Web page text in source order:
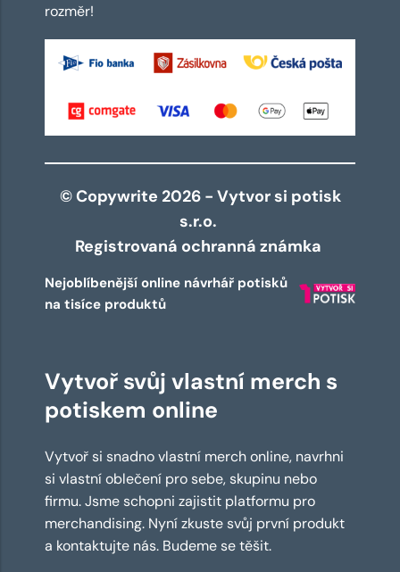
rozměr!
© Copywrite 2026 - Vytvor si potisk
s.r.o.
Registrovaná ochranná známka
Nejoblíbenější online návrhář potisků
na tisíce produktů
Vytvoř svůj vlastní merch s
potiskem online
Vytvoř si snadno vlastní merch online, navrhni
si vlastní oblečení pro sebe, skupinu nebo
firmu. Jsme schopni zajistit platformu pro
merchandising. Nyní zkuste svůj první produkt
a kontaktujte nás. Budeme se těšit.